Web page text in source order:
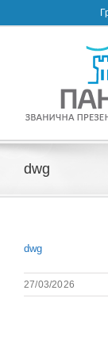
to
dwg
dwg
27/03/2026